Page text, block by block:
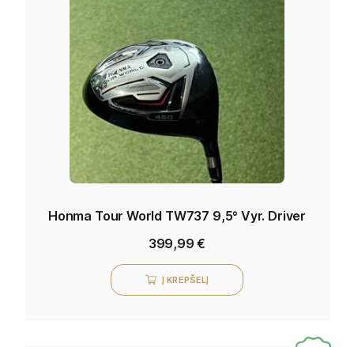
Honma Tour World TW737 9,5° Vyr. Driver
399,99€
Į KREPŠELĮ